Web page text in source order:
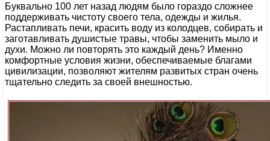
Буквально 100 лет назад людям было гораздо сложнее
поддерживать чистоту своего тела, одежды и жилья.
Растапливать печи, красить воду из колодцев, собирать и
заготавливать душистые травы, чтобы заменить мыло и
духи. Можно ли повторять это каждый день? Именно
комфортные условия жизни, обеспечиваемые благами
цивилизации, позволяют жителям развитых стран очень
тщательно следить за своей внешностью.